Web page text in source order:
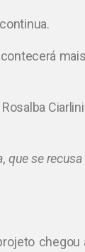
que se
chegou